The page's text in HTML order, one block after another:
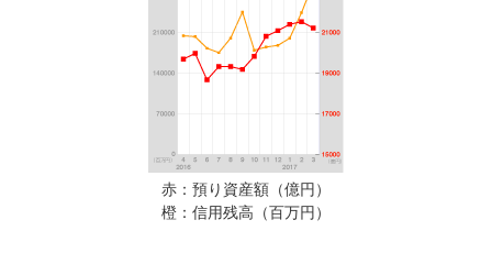
コラム
赤：預り資産額（億円）
橙：信用残高（百万円）